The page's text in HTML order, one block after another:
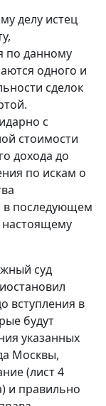
делу истец
по данному
одного и
сделок
с
стоимости
дохода до
по искам о
в последующем
настоящему
суд
вступления в
будут
указанных
Москвы,
(лист 4
и правильно